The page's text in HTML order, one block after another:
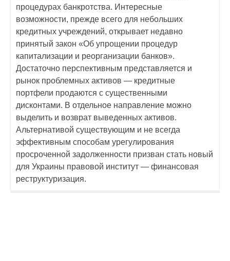
процедурах банкротства. Интересные
возможности, прежде всего для небольших
кредитных учреждений, открывает недавно
принятый закон «Об упрощении процедур
капитализации и реорганизации банков».
Достаточно перспективным представляется и
рынок проблемных активов — кредитные
портфели продаются с существенными
дисконтами. В отдельное направление можно
выделить и возврат выведенных активов.
Альтернативой существующим и не всегда
эффективным способам урегулирования
просроченной задолженности призван стать новый
для Украины правовой институт — финансовая
реструктуризация.